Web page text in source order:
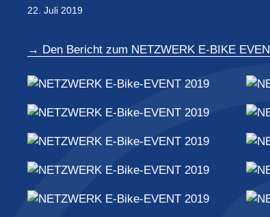
22. Juli 2019
→ Den Bericht zum NETZWERK E-BIKE